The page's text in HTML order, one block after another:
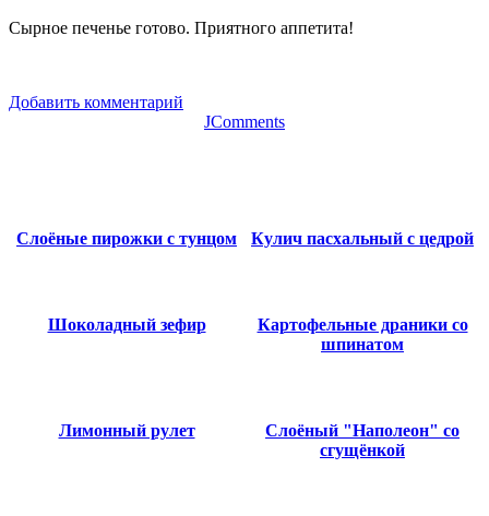
Сырное печенье готово. Приятного аппетита!
Добавить комментарий
JComments
Слоёные пирожки с тунцом Кулич пасхальный с цедрой
Шоколадный зефир
Картофельные драники со
шпинатом
Лимонный рулет
Слоёный "Наполеон" со
сгущёнкой